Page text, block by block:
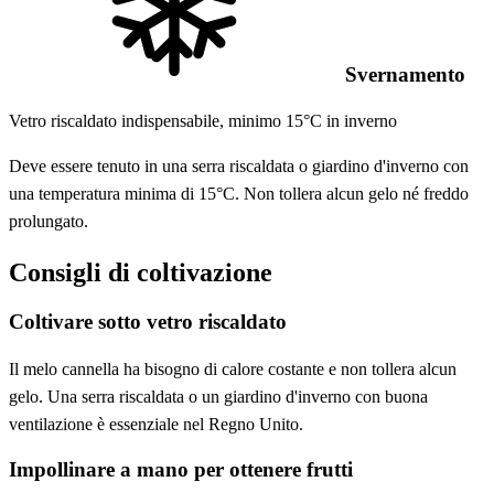
Svernamento
Vetro riscaldato indispensabile, minimo 15°C in inverno
Deve essere tenuto in una serra riscaldata o giardino d'inverno con
una temperatura minima di 15°C. Non tollera alcun gelo né freddo
prolungato.
Consigli di coltivazione
Coltivare sotto vetro riscaldato
Il melo cannella ha bisogno di calore costante e non tollera alcun
gelo. Una serra riscaldata o un giardino d'inverno con buona
ventilazione è essenziale nel Regno Unito.
Impollinare a mano per ottenere frutti